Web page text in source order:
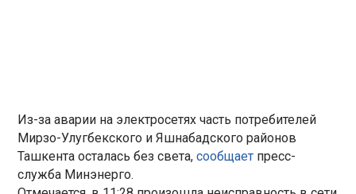
Из-за аварии на электросетях часть потребителей
Мирзо-Улугбекского и Яшнабадского районов
Ташкента осталась без света,сообщает пресс-
служба Минэнерго.